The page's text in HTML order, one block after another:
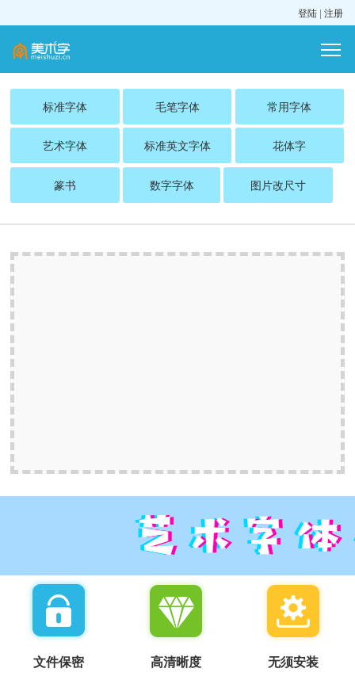
登陆 | 注册
标准字体 毛笔字体 常用字体
艺术字体 标准英文字体 花体字
篆书 数字字体 图片改尺寸
文件保密 高清晰度 无须安装